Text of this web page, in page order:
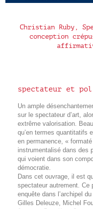
Christian Ruby,
conception
spectateur et
Un ample
sur le spectateur d’art,
extrême valorisation.
qu’en termes quantitatifs
en permanence, «
instrumentalisé dans des
qui voient dans son
démocratie.
Dans cet ouvrage, il est
spectateur autrement. Ce
enquête dans l’archipel
Gilles Deleuze, Michel